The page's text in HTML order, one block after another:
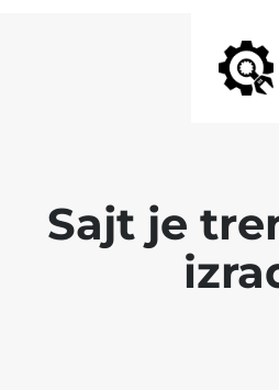
Sajt je